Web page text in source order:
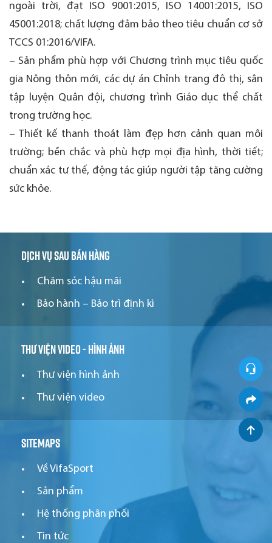
ngoài trời, đạt ISO 9001:2015, ISO 14001:2015, ISO
45001:2018; chất lượng đảm bảo theo tiêu chuẩn cơ sở
TCCS 01:2016/VIFA.
– Sản phẩm phù hợp với Chương trình mục tiêu quốc
gia Nông thôn mới, các dự án Chỉnh trang đô thị, sân
tập luyện Quân đội, chương trình Giáo dục thể chất
trong trường học.
– Thiết kế thanh thoát làm đẹp hơn cảnh quan môi
trường; bền chắc và phù hợp mọi địa hình, thời tiết;
chuẩn xác tư thế, động tác giúp người tập tăng cường
sức khỏe.
Dịch vụ sau bán hàng
Chăm sóc hậu mãi
Bảo hành – Bảo trì định kì
Thư viện video - hình ảnh
Thư viện hình ảnh
Thư viện video
Sitemaps
Về VifaSport
Sản phẩm
Hệ thống phân phối
Tin tức